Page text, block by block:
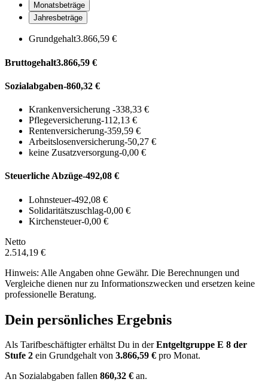
Monatsbeträge
Jahresbeträge
Grundgehalt3.866,59 €
Bruttogehalt3.866,59 €
Sozialabgaben-860,32 €
Krankenversicherung -338,33 €
Pflegeversicherung-112,13 €
Rentenversicherung-359,59 €
Arbeitslosenversicherung-50,27 €
keine Zusatzversorgung-0,00 €
Steuerliche Abzüge-492,08 €
Lohnsteuer-492,08 €
Solidaritätszuschlag-0,00 €
Kirchensteuer-0,00 €
Netto
2.514,19 €
Hinweis: Alle Angaben ohne Gewähr. Die Berechnungen und
Vergleiche dienen nur zu Informationszwecken und ersetzen keine
professionelle Beratung.
Dein persönliches Ergebnis
Als Tarifbeschäftigter erhältst Du in derEntgeltgruppe E 8 der
Stufe 2 ein Grundgehalt von 3.866,59 € pro Monat.
An Sozialabgaben fallen 860,32 € an.